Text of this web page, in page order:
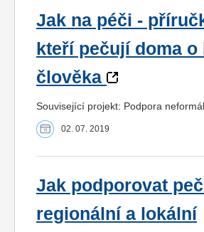
Jak na péči -
kteří pečují doma o
člověka
Související projekt: Podpora
02. 07. 2019
Jak podporovat
regionální a lokální